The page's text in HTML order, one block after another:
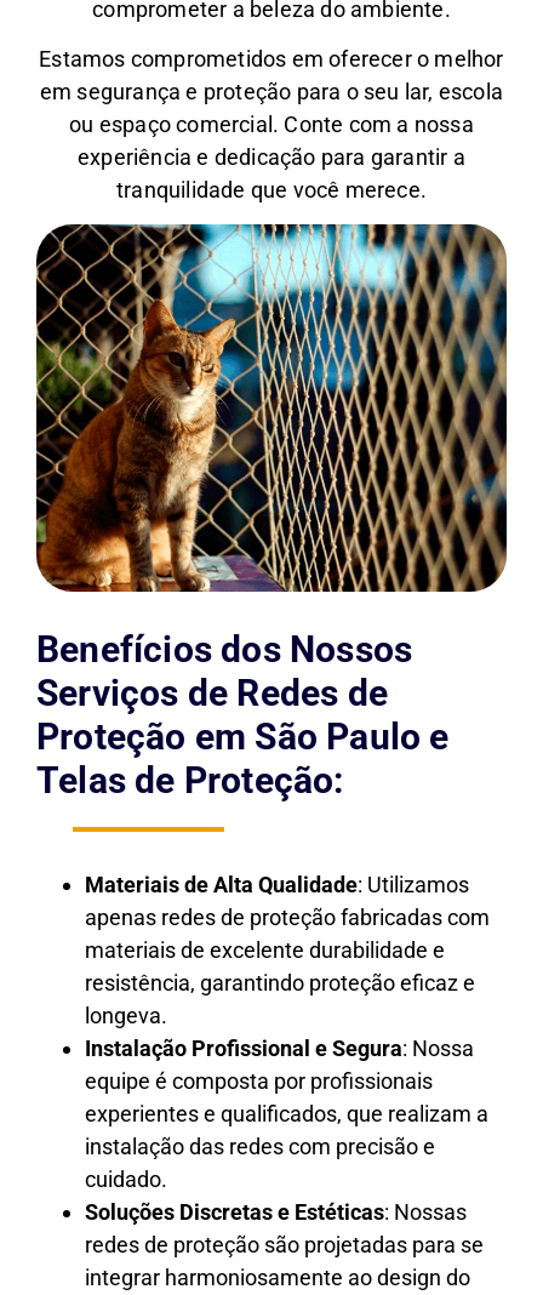
comprometer a beleza do ambiente.
Estamos comprometidos em oferecer o melhor
em segurança e proteção para o seu lar, escola
ou espaço comercial. Conte com a nossa
experiência e dedicação para garantir a
tranquilidade que você merece.
Benefícios dos Nossos
Serviços de Redes de
Proteção em São Paulo e
Telas de Proteção:
Materiais de Alta Qualidade: Utilizamos
apenas redes de proteção fabricadas com
materiais de excelente durabilidade e
resistência, garantindo proteção eficaz e
longeva.
Instalação Profissional e Segura: Nossa
equipe é composta por profissionais
experientes e qualificados, que realizam a
instalação das redes com precisão e
cuidado.
Soluções Discretas e Estéticas: Nossas
redes de proteção são projetadas para se
integrar harmoniosamente ao design do